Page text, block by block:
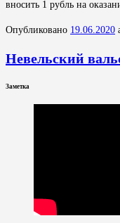
вносить 1 рубль на
Опубликовано 19.06.2020
Невельский
Заметка